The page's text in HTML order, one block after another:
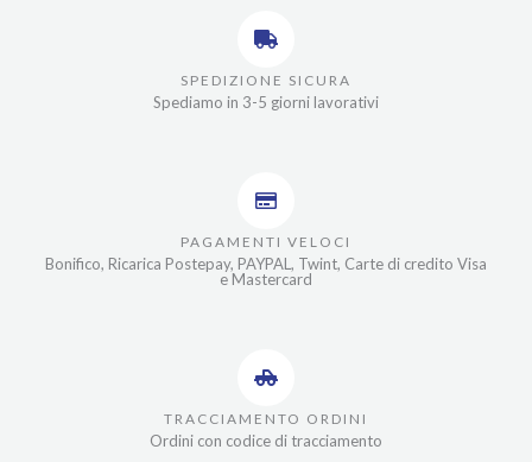
SPEDIZIONE SICURA
Spediamo in 3-5 giorni lavorativi
PAGAMENTI VELOCI
Bonifico, Ricarica Postepay, PAYPAL, Twint, Carte di credito Visa
e Mastercard
TRACCIAMENTO ORDINI
Ordini con codice di tracciamento